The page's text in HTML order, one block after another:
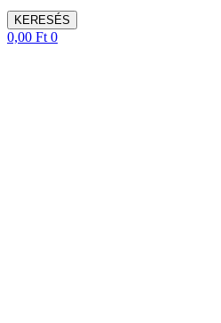
KERESÉS
0,00 Ft 0